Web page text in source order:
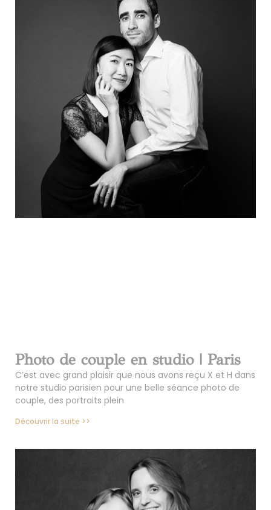
Photo de couple en studio | Paris
C’est avec grand plaisir que nous avons reçu X et H dans
notre studio parisien pour une belle séance photo de
couple, des portraits plein
Découvrir la suite >>